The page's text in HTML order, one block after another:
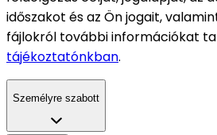
időszakot és az Ön jogait,
fájlokról további információkat
tájékoztatónkban.
Személyre szabott